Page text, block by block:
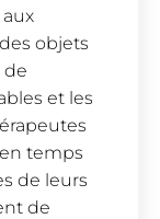
objets
de
et les
temps
de leurs
de